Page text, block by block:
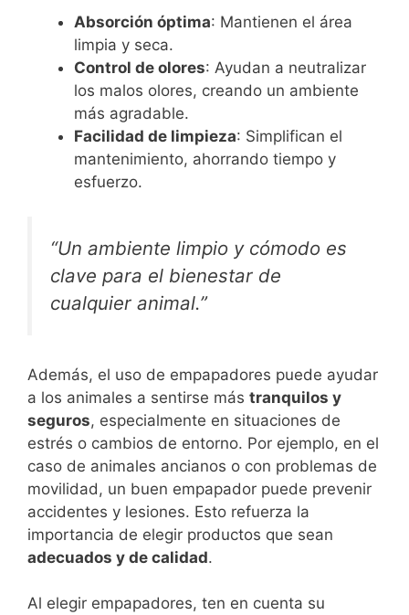
Absorción óptima: Mantienen el área
limpia y seca.
Control de olores: Ayudan a neutralizar
los malos olores, creando un ambiente
más agradable.
Facilidad de limpieza: Simplifican el
mantenimiento, ahorrando tiempo y
esfuerzo.
“Un ambiente limpio y cómodo es
clave para el bienestar de
cualquier animal.”
Además, el uso de empapadores puede ayudar
a los animales a sentirse más tranquilos y
seguros, especialmente en situaciones de
estrés o cambios de entorno. Por ejemplo, en el
caso de animales ancianos o con problemas de
movilidad, un buen empapador puede prevenir
accidentes y lesiones. Esto refuerza la
importancia de elegir productos que sean
adecuados y de calidad.
Al elegir empapadores, ten en cuenta su